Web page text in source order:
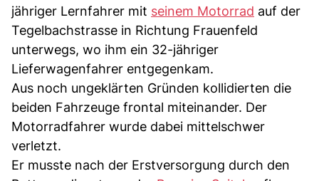
jähriger Lernfahrer mit seinem Motorrad auf der
Tegelbachstrasse in Richtung Frauenfeld
unterwegs, wo ihm ein 32-jähriger
Lieferwagenfahrer entgegenkam.
Aus noch ungeklärten Gründen kollidierten die
beiden Fahrzeuge frontal miteinander. Der
Motorradfahrer wurde dabei mittelschwer
verletzt.
Er musste nach der Erstversorgung durch den